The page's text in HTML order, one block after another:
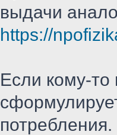
выдачи
https://
Если кому-
потребления.